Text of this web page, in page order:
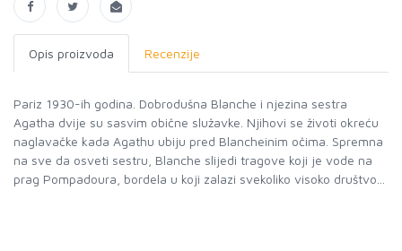
Opis proizvoda Recenzije
Pariz 1930-ih godina. Dobrodušna Blanche i njezina sestra
Agatha dvije su sasvim obične služavke. Njihovi se životi okreću
naglavačke kada Agathu ubiju pred Blancheinim očima. Spremna
na sve da osveti sestru, Blanche slijedi tragove koji je vode na
prag Pompadoura, bordela u koji zalazi svekoliko visoko društvo...